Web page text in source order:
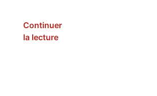
Continuer
la lecture